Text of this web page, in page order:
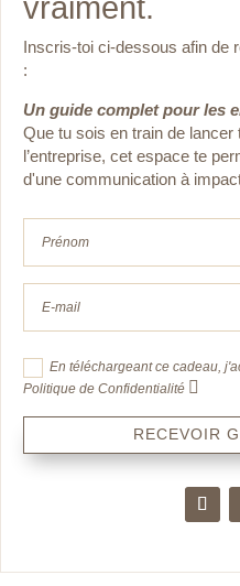
vraiment.
Inscris-toi ci-dessous afin de
:
Un guide complet pour les
Que tu sois en train de lancer
l’entreprise, cet espace te
d'une communication à
En téléchargeant ce cadeau,
Politique de Confidentialité
RECEVOIR